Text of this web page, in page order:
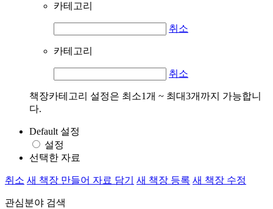
카테고리
취소
카테고리
취소
책장카테고리 설정은 최소1개 ~ 최대3개까지 가능합니
다.
Default 설정
설정
선택한 자료
취소 새 책장 만들어 자료 담기 새 책장 등록 새 책장 수정
관심분야 검색